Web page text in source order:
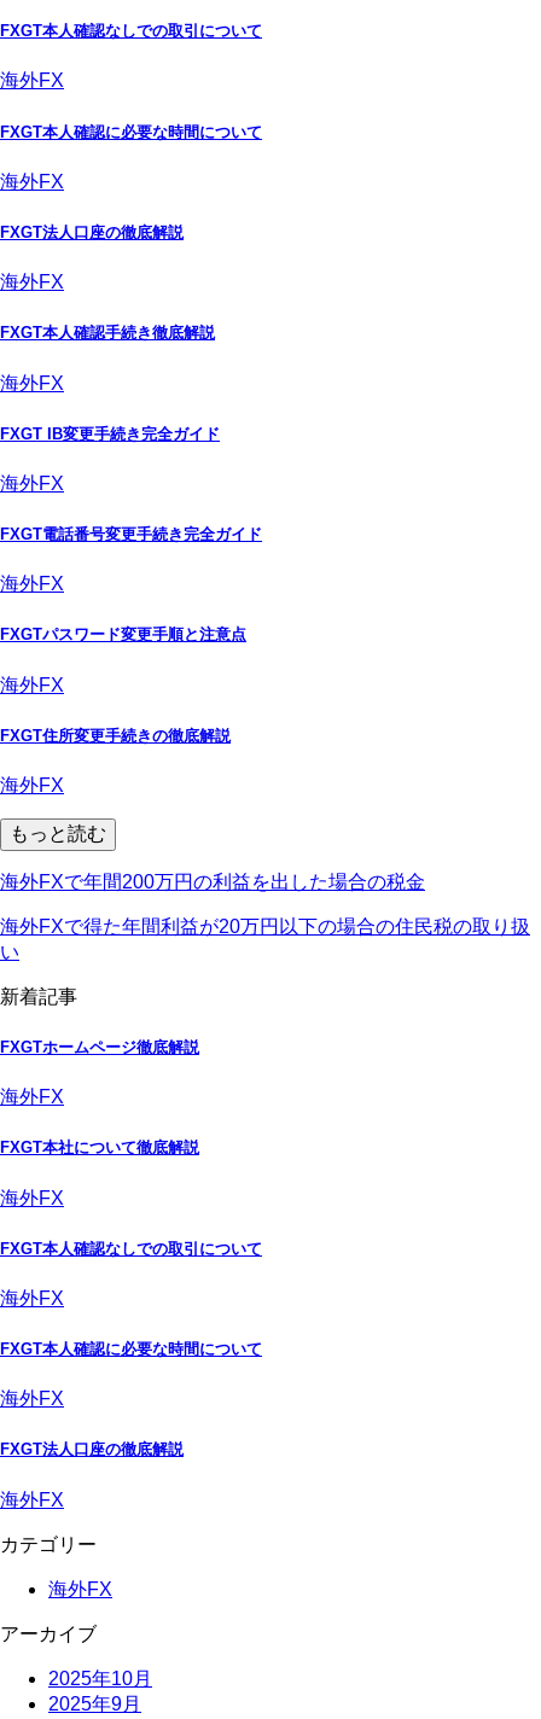
FXGT本人確認なしでの取引について
海外FX
FXGT本人確認に必要な時間について
海外FX
FXGT法人口座の徹底解説
海外FX
FXGT本人確認手続き徹底解説
海外FX
FXGT IB変更手続き完全ガイド
海外FX
FXGT電話番号変更手続き完全ガイド
海外FX
FXGTパスワード変更手順と注意点
海外FX
FXGT住所変更手続きの徹底解説
海外FX
もっと読む
海外FXで年間200万円の利益を出した場合の税金
海外FXで得た年間利益が20万円以下の場合の住民税の取り扱
い
新着記事
FXGTホームページ徹底解説
海外FX
FXGT本社について徹底解説
海外FX
FXGT本人確認なしでの取引について
海外FX
FXGT本人確認に必要な時間について
海外FX
FXGT法人口座の徹底解説
海外FX
カテゴリー
海外FX
アーカイブ
2025年10月
2025年9月